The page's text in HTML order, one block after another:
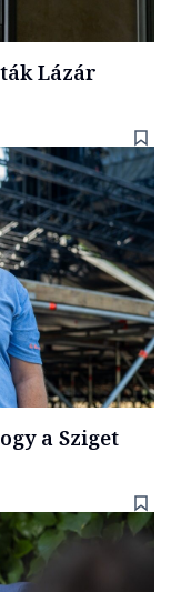
Lázár
a Sziget